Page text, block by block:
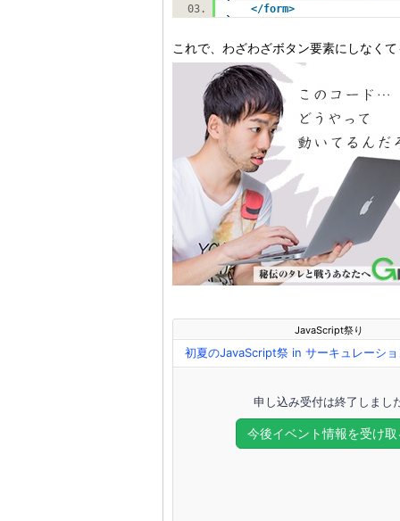
</form>
これで、わざわざボタン要素にしなく